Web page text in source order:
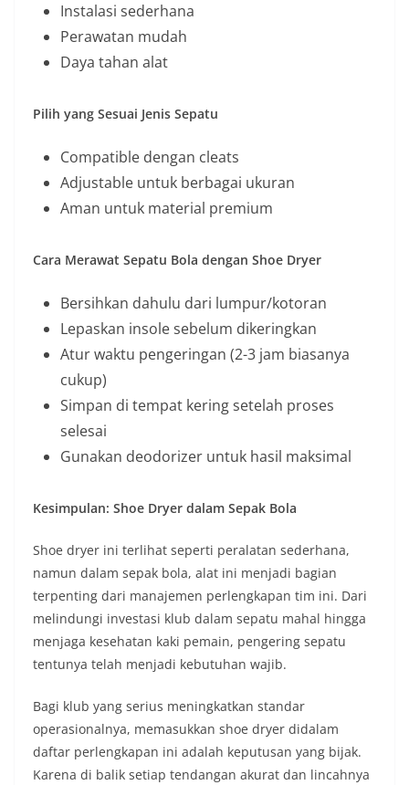
Instalasi sederhana
Perawatan mudah
Daya tahan alat
Pilih yang Sesuai Jenis Sepatu
Compatible dengan cleats
Adjustable untuk berbagai ukuran
Aman untuk material premium
Cara Merawat Sepatu Bola dengan Shoe Dryer
Bersihkan dahulu dari lumpur/kotoran
Lepaskan insole sebelum dikeringkan
Atur waktu pengeringan (2-3 jam biasanya
cukup)
Simpan di tempat kering setelah proses
selesai
Gunakan deodorizer untuk hasil maksimal
Kesimpulan: Shoe Dryer dalam Sepak Bola
Shoe dryer ini terlihat seperti peralatan sederhana,
namun dalam sepak bola, alat ini menjadi bagian
terpenting dari manajemen perlengkapan tim ini. Dari
melindungi investasi klub dalam sepatu mahal hingga
menjaga kesehatan kaki pemain, pengering sepatu
tentunya telah menjadi kebutuhan wajib.
Bagi klub yang serius meningkatkan standar
operasionalnya, memasukkan shoe dryer didalam
daftar perlengkapan ini adalah keputusan yang bijak.
Karena di balik setiap tendangan akurat dan lincahnya